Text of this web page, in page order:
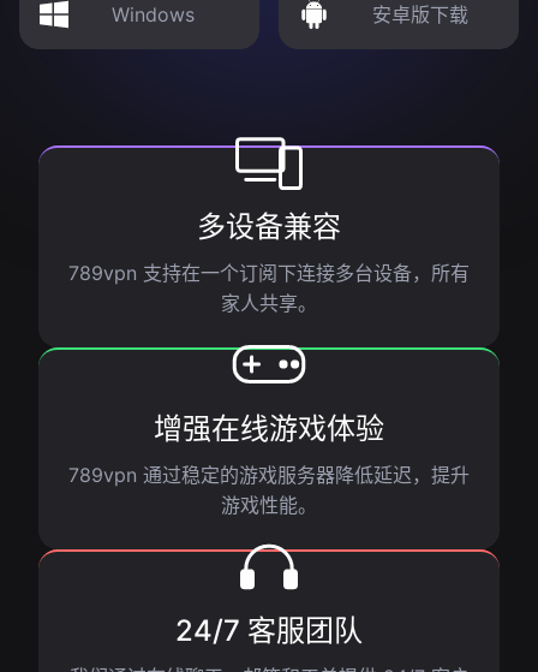
Windows 安卓版下载
多设备兼容
789vpn 支持在一个订阅下连接多台设备，所有
家人共享。
增强在线游戏体验
789vpn 通过稳定的游戏服务器降低延迟，提升
游戏性能。
24/7 客服团队